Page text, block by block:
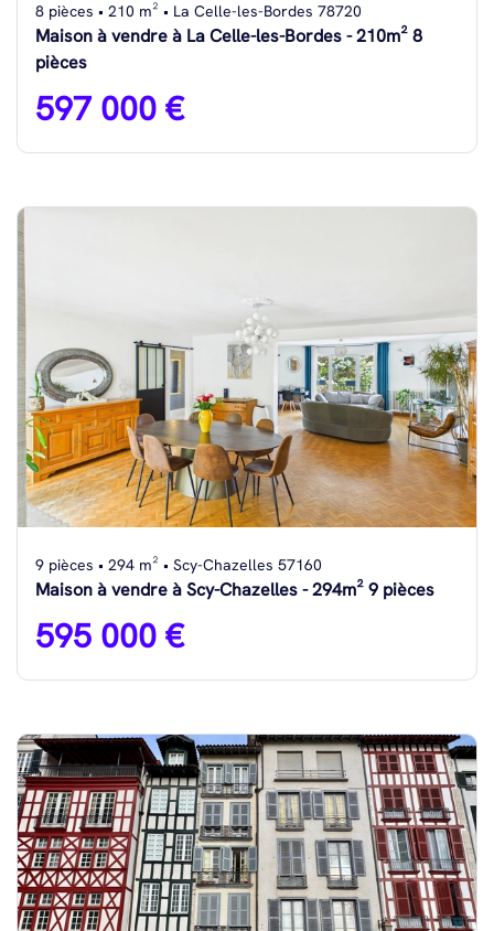
8 pièces • 210 m² • La Celle-les-Bordes 78720
Maison à vendre à La Celle-les-Bordes - 210m² 8
pièces
597 000 €
9 pièces • 294 m² • Scy-Chazelles 57160
Maison à vendre à Scy-Chazelles - 294m² 9 pièces
595 000 €